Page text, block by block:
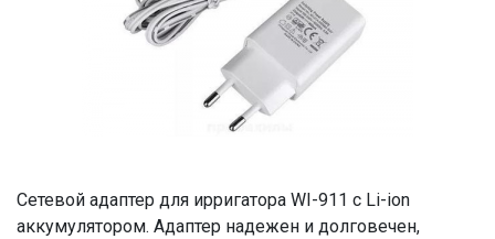
Сетевой адаптер для ирригатора WI-911 c Li-ion
аккумулятором. Адаптер надежен и долговечен,